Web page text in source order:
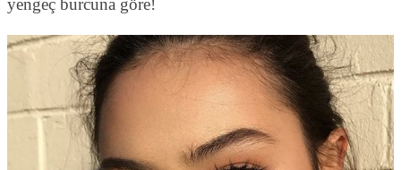
yengeç burcuna göre!